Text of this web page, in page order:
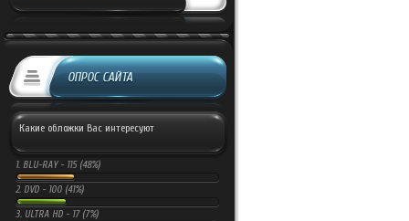
ОПРОС САЙТА
Какие обложки Вас интересуют
1. BLU-RAY - 115 (48%)
2. DVD - 100 (41%)
3. ULTRA HD - 17 (7%)